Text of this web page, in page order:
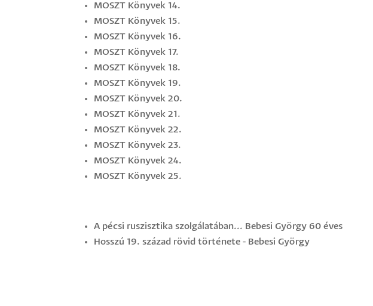
MOSZT Könyvek 14.
MOSZT Könyvek 15.
MOSZT Könyvek 16.
MOSZT Könyvek 17.
MOSZT Könyvek 18.
MOSZT Könyvek 19.
MOSZT Könyvek 20.
MOSZT Könyvek 21.
MOSZT Könyvek 22.
MOSZT Könyvek 23.
MOSZT Könyvek 24.
MOSZT Könyvek 25.
A pécsi ruszisztika szolgálatában... Bebesi György 60 éves
Hosszú 19. század rövid története - Bebesi György